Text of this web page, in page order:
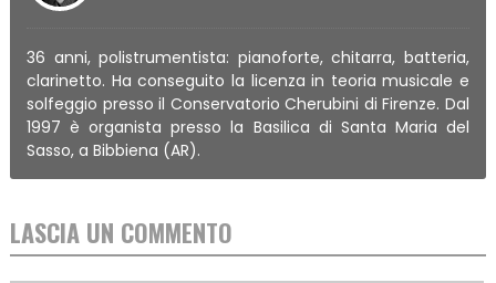
36 anni, polistrumentista: pianoforte, chitarra, batteria,
clarinetto. Ha conseguito la licenza in teoria musicale e
solfeggio presso il Conservatorio Cherubini di Firenze. Dal
1997 è organista presso la Basilica di Santa Maria del
Sasso, a Bibbiena (AR).
LASCIA UN COMMENTO